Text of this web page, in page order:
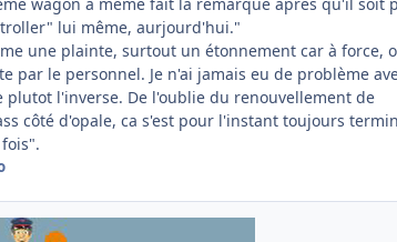
lui même, aurjourd'hui."
une plainte, surtout un étonnement car à force,
par le personnel. Je n'ai jamais eu de problème
l'inverse. De l'oublie du renouvellement de
côté d'opale, ca s'est pour l'instant toujours